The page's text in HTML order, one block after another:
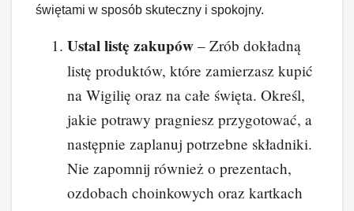
świętami w sposób skuteczny i spokojny.
Ustal listę zakupów – Zrób dokładną
listę produktów, które zamierzasz kupić
na Wigilię oraz na całe święta. Określ,
jakie potrawy pragniesz przygotować, a
następnie zaplanuj potrzebne składniki.
Nie zapomnij również o prezentach,
ozdobach choinkowych oraz kartkach